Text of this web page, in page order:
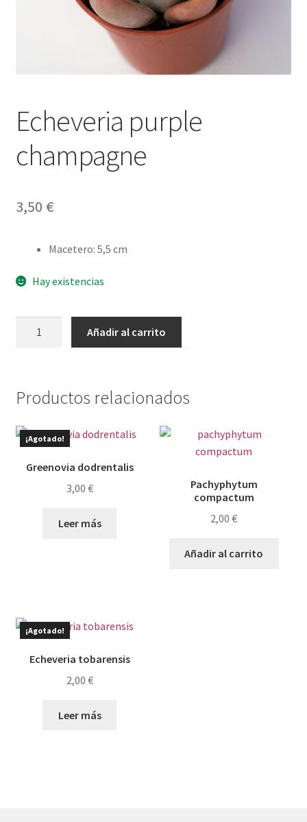
Echeveria purple
champagne
3,50 €
Macetero: 5,5 cm
Hay existencias
Añadir al carrito
Productos relacionados
¡Agotado!
Greenovia dodrentalis
3,00 €
Leer más
Pachyphytum
compactum
2,00€
Añadir al carrito
¡Agotado!
Echeveria tobarensis
2,00 €
Leer más